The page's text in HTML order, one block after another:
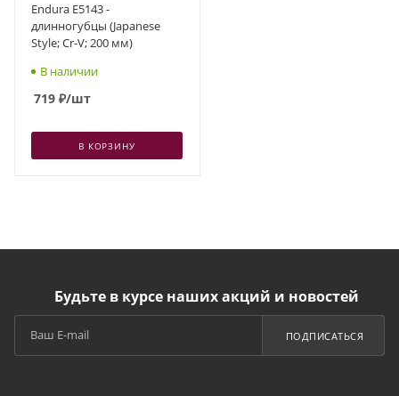
Endura E5143 -
длинногубцы (Japanese
Style; Cr-V; 200 мм)
В наличии
719 ₽/шт
В КОРЗИНУ
Будьте в курсе наших акций и новостей
ПОДПИСАТЬСЯ